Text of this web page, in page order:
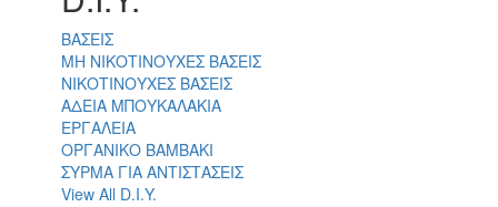
ΒΑΣΕΙΣ
ΜΗ ΝΙΚΟΤΙΝΟΥΧΕΣ ΒΑΣΕΙΣ
ΝΙΚΟΤΙΝΟΥΧΕΣ ΒΑΣΕΙΣ
ΑΔΕΙΑ ΜΠΟΥΚΑΛΑΚΙΑ
ΕΡΓΑΛΕΙΑ
ΟΡΓΑΝΙΚΟ ΒΑΜΒΑΚΙ
ΣΥΡΜΑ ΓΙΑ ΑΝΤΙΣΤΑΣΕΙΣ
View All D.I.Y.